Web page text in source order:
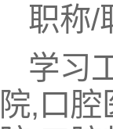
职称/
学习
院,口